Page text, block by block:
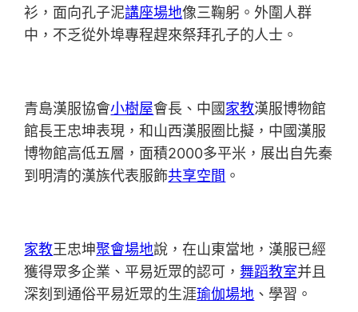
衫，面向孔子泥講座場地像三鞠躬。外圍人群
中，不乏從外埠專程趕來祭拜孔子的人士。
青島漢服協會小樹屋會長、中國家教漢服博物館
館長王忠坤表現，和山西漢服圈比擬，中國漢服
博物館高低五層，面積2000多平米，展出自先秦
到明清的漢族代表服飾共享空間 。
家教王忠坤聚會場地說，在山東當地，漢服已經
獲得眾多企業、平易近眾的認可， 舞蹈教室并且
深刻到通俗平易近眾的生涯瑜伽場地 、學習。